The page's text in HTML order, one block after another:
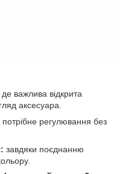
де важлива відкрита
аксесуара.
потрібне регулювання без
завдяки поєднанню